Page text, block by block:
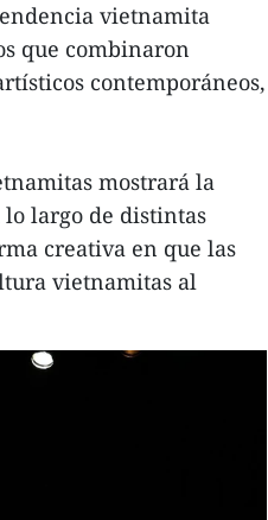
vietnamita
que combinaron
contemporáneos,
mostrará la
largo de distintas
creativa en que las
vietnamitas al